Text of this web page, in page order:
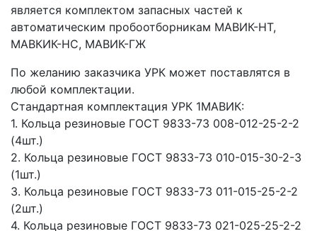
является комплектом запасных частей к
автоматическим пробоотборникам МАВИК-НТ,
МАВКИК-НС, МАВИК-ГЖ
По желанию заказчика УРК может поставлятся в
любой комплектации.
Стандартная комплектация УРК 1МАВИК:
1. Кольца резиновые ГОСТ 9833-73 008-012-25-2-2
(4шт.)
2. Кольца резиновые ГОСТ 9833-73 010-015-30-2-3
(1шт.)
3. Кольца резиновые ГОСТ 9833-73 011-015-25-2-2
(2шт.)
4. Кольца резиновые ГОСТ 9833-73 021-025-25-2-2